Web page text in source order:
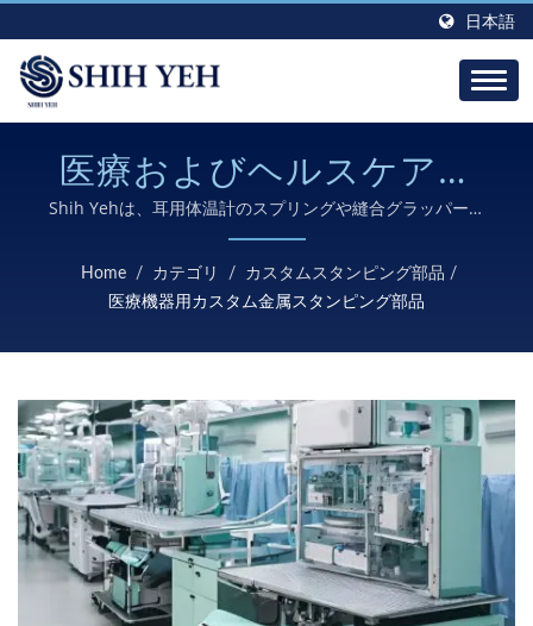
日本語
医療およびヘルスケア機
器用の高精度カスタム金属
スタンピング部品
Shih Yehは、耳用体温計のスプリングや縫合グラッパーを
含む医療機器用の精密金属部品の製造を専門としており、高
度な工具設計と厳格な品質管理を通じて厳しい医療グレード
の仕様を満たすように設計されています。
Home / カテゴリ / カスタムスタンピング部品 /
医療機器用カスタム金属スタンピング部品